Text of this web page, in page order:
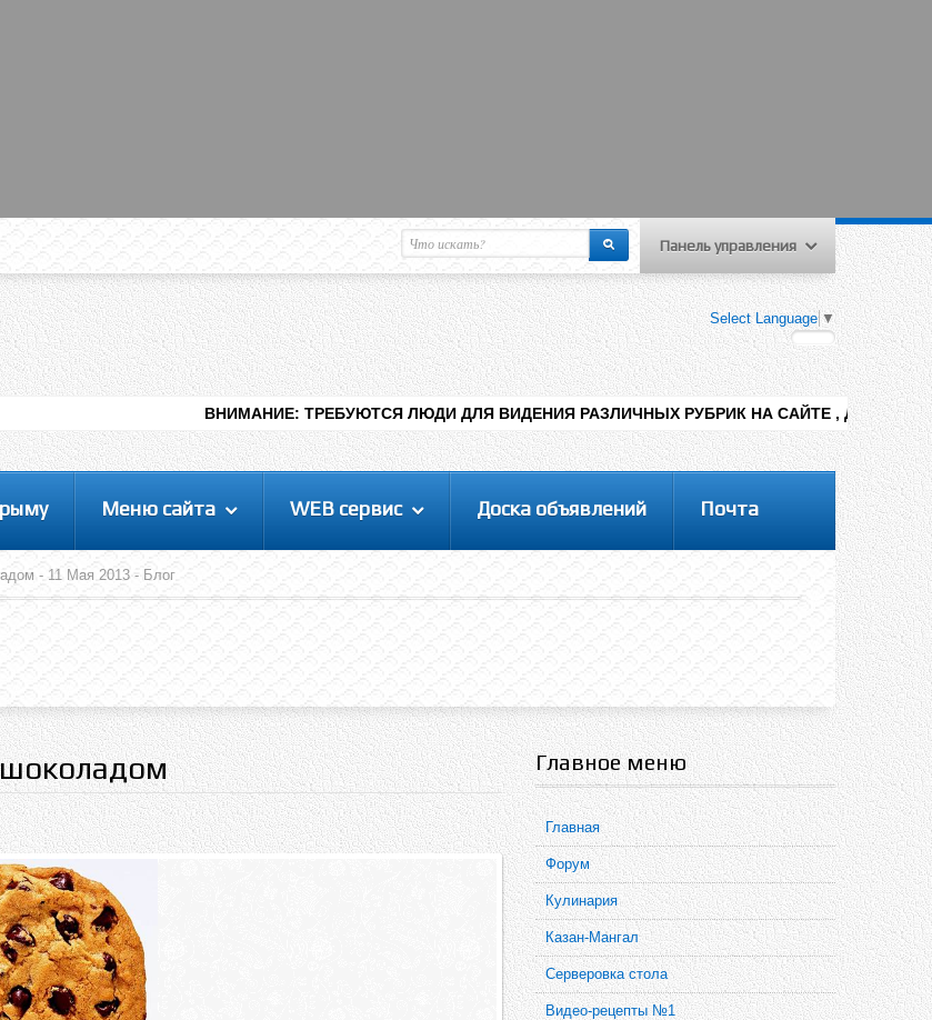
Здравствуйте уважаемыйГость. Чтобы
пользоваться данной панелью
управления, вам необходимо
авторизоваться на сайте под своим
логином, либо пройти регистрацию.
Меню пользователя
Вход на сайт
Регистрация
Панель управления
Select Language ▼
ВНИМАНИЕ: ТРЕБУЮТСЯ ЛЮДИ ДЛЯ ВИДЕНИЯ РАЗЛИЧНЫХ РУБРИК НА САЙТЕ , ДОБАВЛЕНИЯ
Меню сайта WEB сервис Доска объявлений Почта
- 11 Мая 2013 - Блог
шоколадом Главное меню
Главная
Форум
Кулинария
Казан-Мангал
Серверовка стола
Видео-рецепты №1